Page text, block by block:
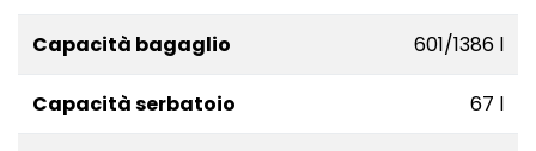
Capacità bagaglio 601/1386 l
Capacità serbatoio 67 l